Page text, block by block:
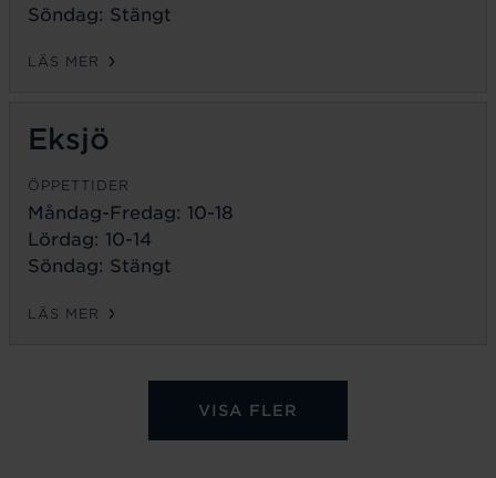
Söndag: Stängt
LÄS MER
Eksjö
ÖPPETTIDER
Måndag-Fredag: 10-18
Lördag: 10-14
Söndag: Stängt
LÄS MER
VISA FLER